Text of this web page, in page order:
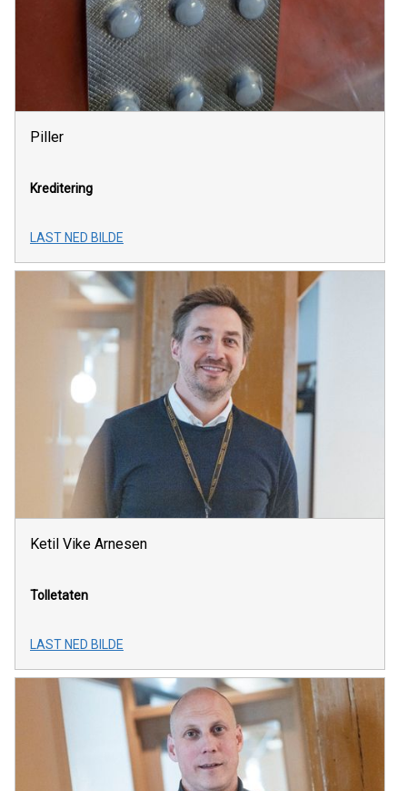
Piller
Kreditering
LAST NED BILDE
Ketil Vike Arnesen
Tolletaten
LAST NED BILDE